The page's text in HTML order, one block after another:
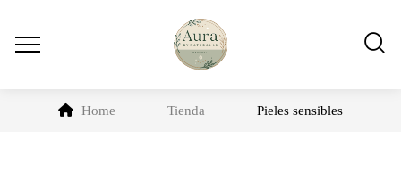
Home Tienda Pieles sensibles